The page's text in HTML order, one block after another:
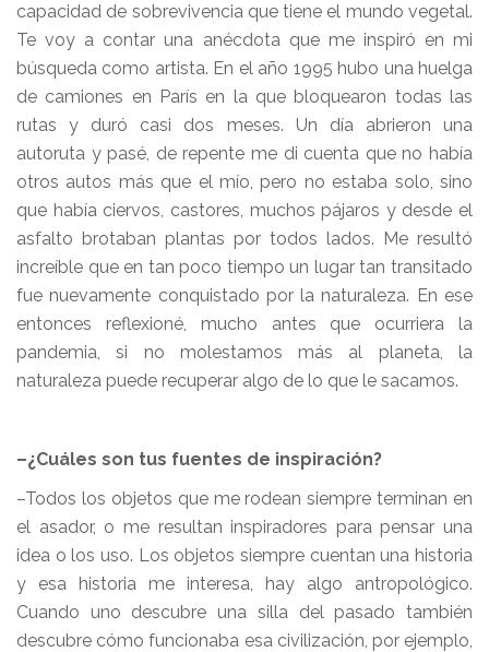
capacidad de sobrevivencia que tiene el mundo vegetal.
Te voy a contar una anécdota que me inspiró en mi
búsqueda como artista. En el año 1995 hubo una huelga
de camiones en París en la que bloquearon todas las
rutas y duró casi dos meses. Un día abrieron una
autoruta y pasé, de repente me di cuenta que no había
otros autos más que el mío, pero no estaba solo, sino
que había ciervos, castores, muchos pájaros y desde el
asfalto brotaban plantas por todos lados. Me resultó
increíble que en tan poco tiempo un lugar tan transitado
fue nuevamente conquistado por la naturaleza. En ese
entonces reflexioné, mucho antes que ocurriera la
pandemia, si no molestamos más al planeta, la
naturaleza puede recuperar algo de lo que le sacamos.
–¿Cuáles son tus fuentes de inspiración?
–Todos los objetos que me rodean siempre terminan en
el asador, o me resultan inspiradores para pensar una
idea o los uso. Los objetos siempre cuentan una historia
y esa historia me interesa, hay algo antropológico.
Cuando uno descubre una silla del pasado también
descubre cómo funcionaba esa civilización, por ejemplo,